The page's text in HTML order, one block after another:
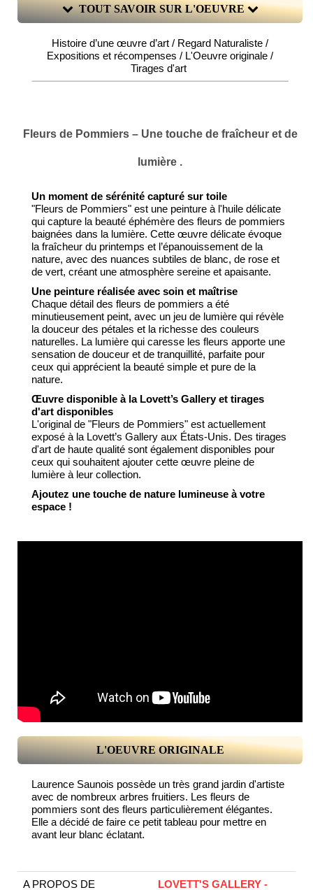
TOUT SAVOIR SUR L'OEUVRE
Histoire d’une œuvre d’art / Regard Naturaliste /
Expositions et récompenses / L'Oeuvre originale /
Tirages d'art
Fleurs de Pommiers – Une touche de fraîcheur et de
lumière .
Un moment de sérénité capturé sur toile
"Fleurs de Pommiers" est une peinture à l'huile délicate
qui capture la beauté éphémère des fleurs de pommiers
baignées dans la lumière. Cette œuvre délicate évoque
la fraîcheur du printemps et l’épanouissement de la
nature, avec des nuances subtiles de blanc, de rose et
de vert, créant une atmosphère sereine et apaisante.
Une peinture réalisée avec soin et maîtrise
Chaque détail des fleurs de pommiers a été
minutieusement peint, avec un jeu de lumière qui révèle
la douceur des pétales et la richesse des couleurs
naturelles. La lumière qui caresse les fleurs apporte une
sensation de douceur et de tranquillité, parfaite pour
ceux qui apprécient la beauté simple et pure de la
nature.
Œuvre disponible à la Lovett’s Gallery et tirages
d'art disponibles
L'original de "Fleurs de Pommiers" est actuellement
exposé à la Lovett’s Gallery aux États-Unis. Des tirages
d'art de haute qualité sont également disponibles pour
ceux qui souhaitent ajouter cette œuvre pleine de
lumière à leur collection.
Ajoutez une touche de nature lumineuse à votre
espace !
L'OEUVRE ORIGINALE
Laurence Saunois possède un très grand jardin d'artiste
avec de nombreux arbres fruitiers. Les fleurs de
pommiers sont des fleurs particulièrement élégantes.
Elle a décidé de faire ce petit tableau pour mettre en
avant leur blanc éclatant.
A PROPOS DE LOVETT'S GALLERY -